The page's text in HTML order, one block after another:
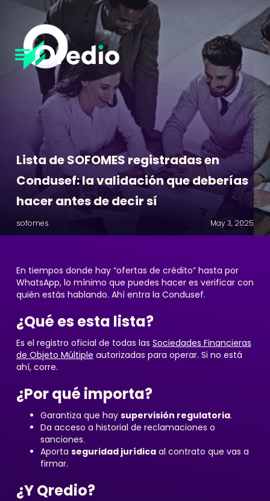
Lista de SOFOMES registradas en
Condusef: la validación que deberías
hacer antes de decir sí
sofomes May 3, 2025
En tiempos donde hay “ofertas de crédito” hasta por
WhatsApp, lo mínimo que puedes hacer es verificar con
quién estás hablando. Ahí entra la Condusef.
¿Qué es esta lista?
Es el registro oficial de todas las Sociedades Financieras
de Objeto Múltiple autorizadas para operar. Si no está
ahí, corre.
¿Por qué importa?
Garantiza que hay supervisión regulatoria.
Da acceso a historial de reclamaciones o
sanciones.
Aporta seguridad jurídicaal contrato que vas a
firmar.
¿Y Qredio?